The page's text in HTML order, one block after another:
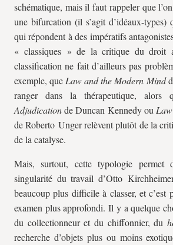
schématique, mais il faut rappeler que
une bifurcation (il s’agit d’idéaux-types)
qui répondent à des impératifs
« classiques » de la critique du
classification ne fait d’ailleurs pas
exemple, que Law and the Modern Mind
ranger dans la thérapeutique, alors
Adjudicationde Duncan Kennedy ou
de Roberto Unger relèvent plutôt de la
de la catalyse.
Mais, surtout, cette typologie permet
singularité du travail d’Otto
beaucoup plus difficile à classer, et
examen plus approfondi. Il y a quelque
du collectionneur et du chiffonnier, du
recherche d’objets plus ou moins